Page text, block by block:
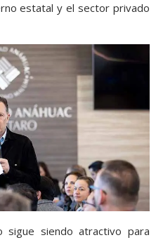
estatal y el sector privado
sigue siendo atractivo para